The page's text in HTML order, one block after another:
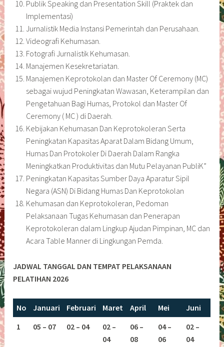
Publik Speaking dan Presentation Skill (Praktek dan
Implementasi)
Jurnalistik Media Instansi Pemerintah dan Perusahaan.
Videografi Kehumasan.
Fotografi Jurnalistik Kehumasan.
Manajemen Kesekretariatan.
Manajemen Keprotokolan dan Master Of Ceremony (MC)
sebagai wujud Peningkatan Wawasan, Keterampilan dan
Pengetahuan Bagi Humas, Protokol dan Master Of
Ceremony ( MC ) di Daerah.
Kebijakan Kehumasan Dan Keprotokoleran Serta
Peningkatan Kapasitas Aparat Dalam Bidang Umum,
Humas Dan Protokoler Di Daerah Dalam Rangka
Meningkatkan Produktivitas dan Mutu Pelayanan PubliK”
Peningkatan Kapasitas Sumber Daya Aparatur Sipil
Negara (ASN) Di Bidang Humas Dan Keprotokolan
Kehumasan dan Keprotokoleran, Pedoman
Pelaksanaan Tugas Kehumasan dan Penerapan
Keprotokoleran dalam Lingkup Ajudan Pimpinan, MC dan
Acara Table Manner di Lingkungan Pemda.
JADWAL TANGGAL DAN TEMPAT PELAKSANAAN
PELATIHAN 2026
No Januari Februari Maret April Mei
Juni
1
05 – 07 02 – 04
02 –
04
06 –
08
04 –
06
02 –
04